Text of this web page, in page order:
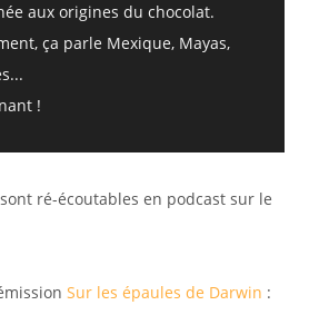
aux origines du chocolat.
ça parle Mexique, Mayas,
!
ré-écoutables en podcast sur le
Sur les épaules de Darwin :